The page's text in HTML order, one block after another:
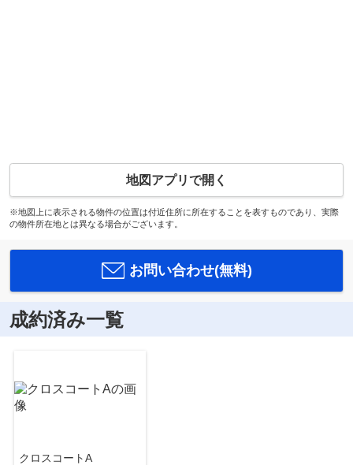
地図アプリで開く
※地図上に表示される物件の位置は付近住所に所在することを表すものであり、実際
の物件所在地とは異なる場合がございます。
お問い合わせ(無料)
成約済み一覧
クロスコートA